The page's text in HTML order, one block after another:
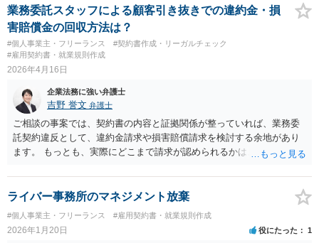
を整備したい場合は、弁護士に個別に確認しながら進めることをおす
すめします。
までは言えませんが、発注書が出ていない段階よりはリスクは上がり
ます。 もっとも、業務開始前であり、早期に辞退を伝えるのであれ
ば、直ちに高額な損害賠償などの大ごとになる可能性は、一般的には
高くないように思います。ただし、相手方に具体的な損害が発生して
いる場合や、キャンセル料・損害賠償条項がある場合は別です。 まず
うえで、辞退するならできるだけ早く明確に伝えるのが良いと考えま
す。
業務委託スタッフによる顧客引き抜きでの違約金・損
害賠償金の回収方法は？
#個人事業主・フリーランス
#契約書作成・リーガルチェック
#雇用契約書・就業規則作成
2026年4月16日
企業法務に強い弁護士
吉野 誉文 弁護士
ご相談の事案では、契約書の内容と証拠関係が整っていれば、業務委
託契約違反として、違約金請求や損害賠償請求を検討する余地があり
ます。 もっとも、実際にどこまで請求が認められるかは、 ・直接取引
流出した顧客との因果関係 ・1人あたり約10万円の価値があることを
客観的資料で示せるか ・違約金条項がそのまま認められるか といった
点に左右されます。 特に、損害賠償請求では、「顧客1人あたり10万
円相当の損害」という点を、継続率、単価、利益率、過去の利用実績
などからどこまで立証できるかが重要になります。違約金条項がある
ライバー事務所のマネジメント放棄
#個人事業主・フリーランス #雇用契約書・就業規則作成
2026年1月20日 役にたった 1